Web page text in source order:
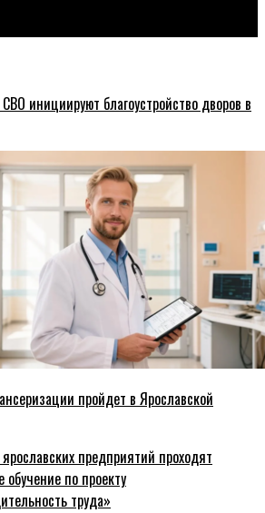
инициируют благоустройство дворов в
пройдет в Ярославской
предприятий проходят
обучение по проекту
труда»